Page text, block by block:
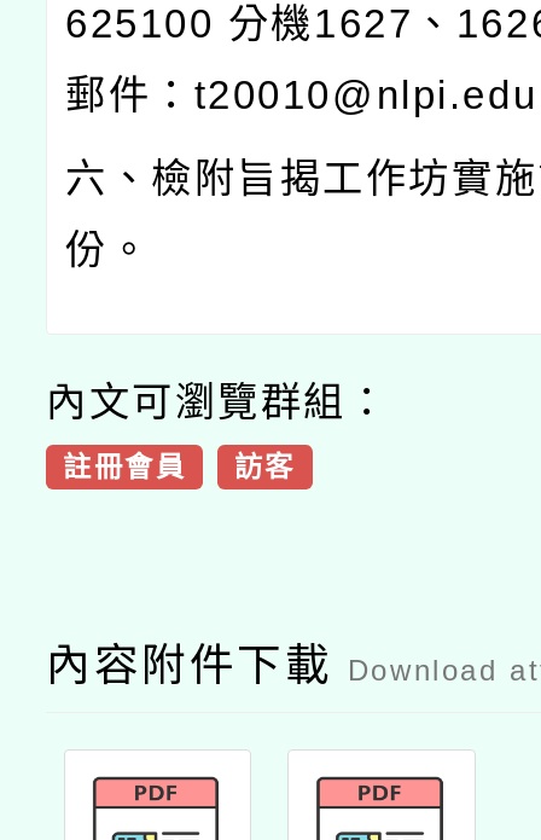
625100 分機1627 、
郵件：
六、檢附旨揭工作坊實
份。
內文可瀏覽群組：
註冊會員 訪客
內容附件下載 Download